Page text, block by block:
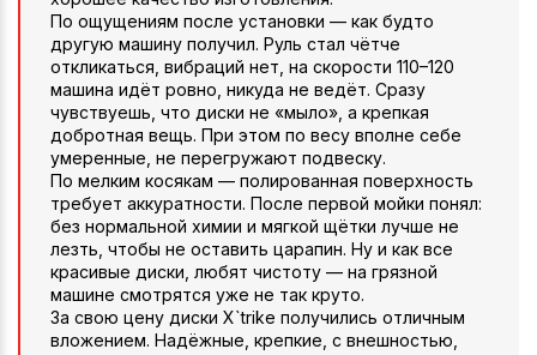
По ощущениям после установки — как будто
другую машину получил. Руль стал чётче
откликаться, вибраций нет, на скорости 110–120
машина идёт ровно, никуда не ведёт. Сразу
чувствуешь, что диски не «мыло», а крепкая
добротная вещь. При этом по весу вполне себе
умеренные, не перегружают подвеску.
По мелким косякам — полированная поверхность
требует аккуратности. После первой мойки понял:
без нормальной химии и мягкой щётки лучше не
лезть, чтобы не оставить царапин. Ну и как все
красивые диски, любят чистоту — на грязной
машине смотрятся уже не так круто.
За свою цену диски X`trike получились отличным
вложением. Надёжные, крепкие, с внешностью,